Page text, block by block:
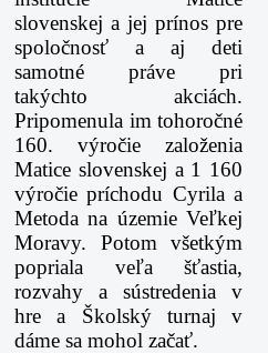
slovenskej a jej prínos pre
spoločnosť a aj deti
samotné práve pri
takýchto akciách.
Pripomenula im tohoročné
160. výročie založenia
Matice slovenskej a 1 160
výročie príchodu Cyrila a
Metoda na územie Veľkej
Moravy. Potom všetkým
popriala veľa šťastia,
rozvahy a sústredenia v
hre a Školský turnaj v
dáme sa mohol začať.